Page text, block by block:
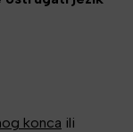
konca ili